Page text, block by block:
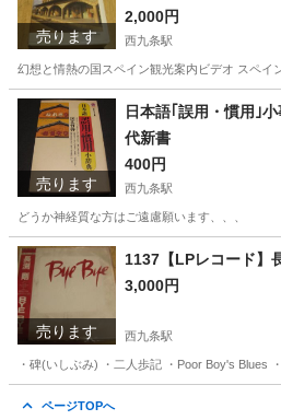
売ります
2,000円
西九条駅
幻想と情熱の国スペイン観光案内ビデオ スペ
大阪 大阪市 西九条駅 その他
売ります
日本語｢誤用・慣用
代新書
400円
西九条駅
どうか神経質な方はご遠慮願います、、、
大阪 大阪市 西九条駅 語学、辞書
売ります
1137【LPレコード】
3,000円
西九条駅
・碑(いしぶみ) ・二人歩記 ・Poor Boy's Blues
ページTOPへ